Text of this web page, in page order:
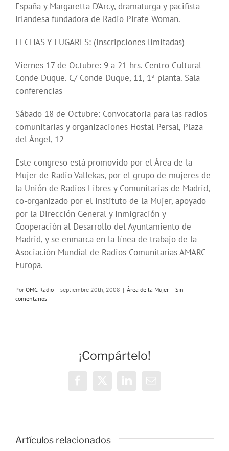
España y Margaretta D’Arcy, dramaturga y pacifista
irlandesa fundadora de Radio Pirate Woman.
FECHAS Y LUGARES: (inscripciones limitadas)
Viernes 17 de Octubre: 9 a 21 hrs. Centro Cultural
Conde Duque. C/ Conde Duque, 11, 1ª planta. Sala
conferencias
Sábado 18 de Octubre: Convocatoria para las radios
comunitarias y organizaciones Hostal Persal, Plaza
del Ángel, 12
Este congreso está promovido por el Área de la
Mujer de Radio Vallekas, por el grupo de mujeres de
la Unión de Radios Libres y Comunitarias de Madrid,
co-organizado por el Instituto de la Mujer, apoyado
por la Dirección General y Inmigración y
Cooperación al Desarrollo del Ayuntamiento de
Madrid, y se enmarca en la línea de trabajo de la
Asociación Mundial de Radios Comunitarias AMARC-
Europa.
Por OMC Radio | septiembre 20th, 2008 | Área de la Mujer | Sin
comentarios
¡Compártelo!
Artículos relacionados
Radio